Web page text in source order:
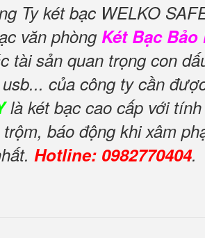
Ty két bạc WELKO
văn phòng Két Bạc Bảo
sản quan trọng con
của công ty cần
là két bạc cao cấp với
báo động khi xâm
Hotline: 0982770404.